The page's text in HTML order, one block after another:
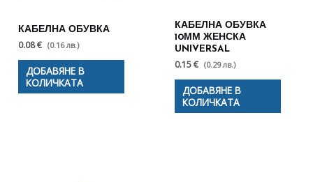
КАБЕЛНА ОБУВКА
0.08 € (0.16 лв.)
ДОБАВЯНЕ В
КОЛИЧКАТА
КАБЕЛНА ОБУВКА
10ММ ЖЕНСКА
UNIVERSAL
0.15 € (0.29 лв.)
ДОБАВЯНЕ В
КОЛИЧКАТА